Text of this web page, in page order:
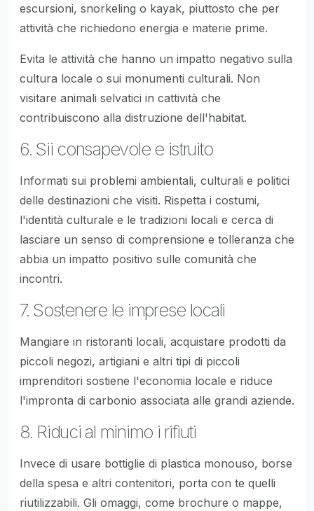
escursioni, snorkeling o kayak, piuttosto che per
attività che richiedono energia e materie prime.
Evita le attività che hanno un impatto negativo sulla
cultura locale o sui monumenti culturali. Non
visitare animali selvatici in cattività che
contribuiscono alla distruzione dell'habitat.
6. Sii consapevole e istruito
Informati sui problemi ambientali, culturali e politici
delle destinazioni che visiti. Rispetta i costumi,
l'identità culturale e le tradizioni locali e cerca di
lasciare un senso di comprensione e tolleranza che
abbia un impatto positivo sulle comunità che
incontri.
7. Sostenere le imprese locali
Mangiare in ristoranti locali, acquistare prodotti da
piccoli negozi, artigiani e altri tipi di piccoli
imprenditori sostiene l'economia locale e riduce
l'impronta di carbonio associata alle grandi aziende.
8. Riduci al minimo i rifiuti
Invece di usare bottiglie di plastica monouso, borse
della spesa e altri contenitori, porta con te quelli
riutilizzabili. Gli omaggi, come brochure o mappe,